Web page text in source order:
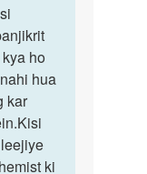
ho
hua
kar
ki